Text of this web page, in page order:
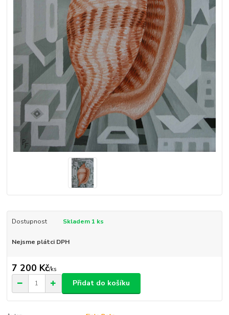
Dostupnost Skladem 1 ks
Nejsme plátci DPH
7 200 Kč/ks
Přidat do košíku